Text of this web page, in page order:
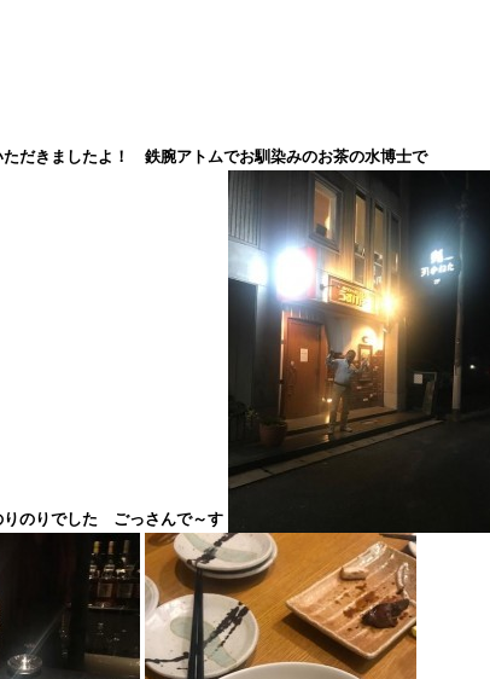
ただきましたよ！ 鉄腕アトムでお馴染みのお茶の水博士で
のりでした ごっさんで～す